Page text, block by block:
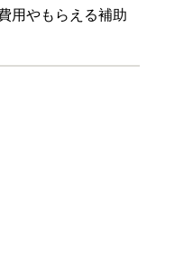
のNG行動も危険を